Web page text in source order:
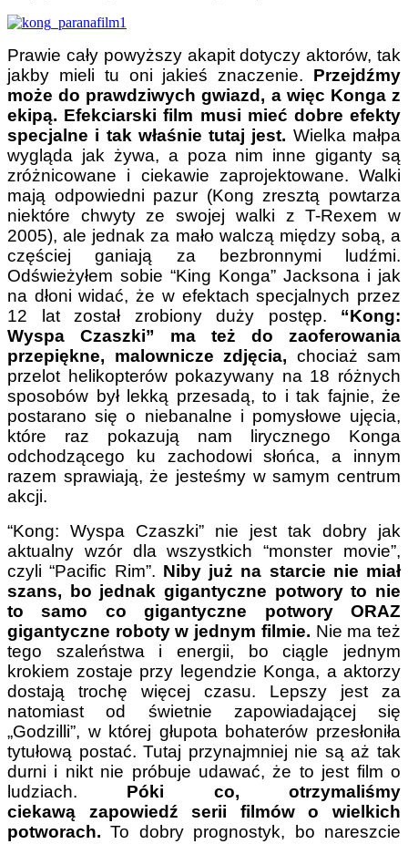
Prawie cały powyższy akapit dotyczy aktorów, tak
jakby mieli tu oni jakieś znaczenie. Przejdźmy
może do prawdziwych gwiazd, a więc Konga z
ekipą. Efekciarski film musi mieć dobre efekty
specjalne i tak właśnie tutaj jest. Wielka małpa
wygląda jak żywa, a poza nim inne giganty są
zróżnicowane i ciekawie zaprojektowane. Walki
mają odpowiedni pazur (Kong zresztą powtarza
niektóre chwyty ze swojej walki z T-Rexem w
2005), ale jednak za mało walczą między sobą, a
częściej ganiają za bezbronnymi ludźmi.
Odświeżyłem sobie “King Konga” Jacksona i jak
na dłoni widać, że w efektach specjalnych przez
12 lat został zrobiony duży postęp. “Kong:
Wyspa Czaszki” ma też do zaoferowania
przepiękne, malownicze zdjęcia, chociaż sam
przelot helikopterów pokazywany na 18 różnych
sposobów był lekką przesadą, to i tak fajnie, że
postarano się o niebanalne i pomysłowe ujęcia,
które raz pokazują nam lirycznego Konga
odchodzącego ku zachodowi słońca, a innym
razem sprawiają, że jesteśmy w samym centrum
akcji.
“Kong: Wyspa Czaszki” nie jest tak dobry jak
aktualny wzór dla wszystkich “monster movie”,
czyli “Pacific Rim”. Niby już na starcie nie miał
szans, bo jednak gigantyczne potwory to nie
to samo co gigantyczne potwory ORAZ
gigantyczne roboty w jednym filmie. Nie ma też
tego szaleństwa i energii, bo ciągle jednym
krokiem zostaje przy legendzie Konga, a aktorzy
dostają trochę więcej czasu. Lepszy jest za
natomiast od świetnie zapowiadającej się
„Godzilli”, w której głupota bohaterów przesłoniła
tytułową postać. Tutaj przynajmniej nie są aż tak
durni i nikt nie próbuje udawać, że to jest film o
ludziach. Póki co, otrzymaliśmy
ciekawą zapowiedź serii filmów o wielkich
potworach. To dobry prognostyk, bo nareszcie